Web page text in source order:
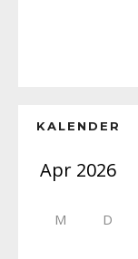
KALENDER
M D